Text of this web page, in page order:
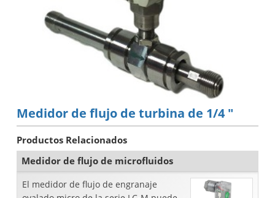
Medidor de flujo de turbina de 1/4 "
Productos Relacionados
Medidor de flujo de microfluidos
El medidor de flujo de engranaje